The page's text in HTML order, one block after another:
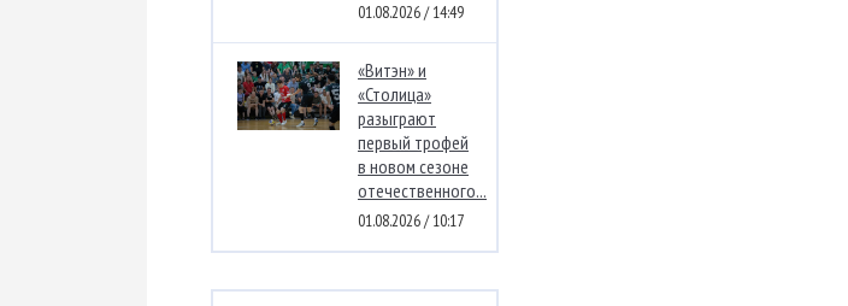
01.08.2026 / 14:49
«Витэн» и
«Столица»
разыграют
первый трофей
в новом сезоне
отечественного...
01.08.2026 / 10:17